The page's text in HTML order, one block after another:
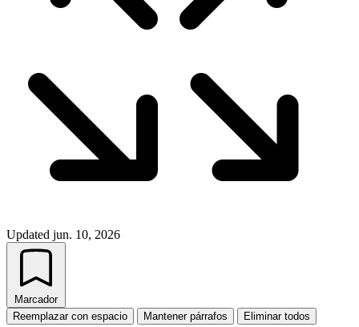
Updated jun. 10, 2026
Marcador
Reemplazar con espacio
Mantener párrafos Eliminar todos